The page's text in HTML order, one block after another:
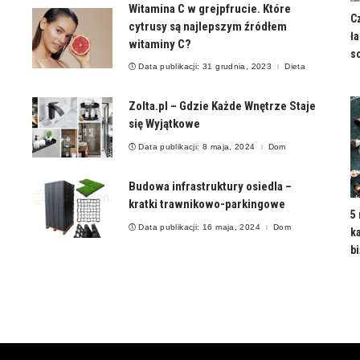
Witamina C w grejpfrucie. Które
cytrusy są najlepszym źródłem
witaminy C?
Data publikacji: 31 grudnia, 2023 Dieta
Zolta.pl – Gdzie Każde Wnętrze Staje
się Wyjątkowe
Data publikacji: 8 maja, 2024 Dom
Budowa infrastruktury osiedla –
kratki trawnikowo-parkingowe
Data publikacji: 16 maja, 2024 Dom
5